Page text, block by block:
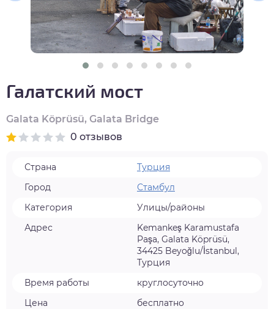
Галатский мост
Galata Köprüsü, Galata Bridge
0 отзывов
Страна
Турция
Город
Стамбул
Категория
Улицы/районы
Адрес
Kemankeş Karamustafa
Paşa, Galata Köprüsü,
34425 Beyoğlu/İstanbul,
Турция
Время работы
круглосуточно
Цена
бесплатно